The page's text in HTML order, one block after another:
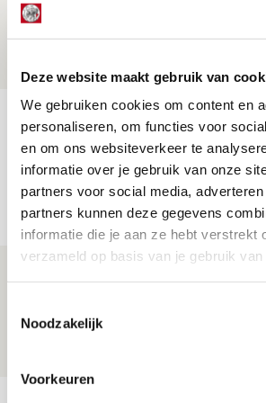
Deze website maakt gebruik van
We gebruiken cookies om content en
personaliseren, om functies voor
en om ons websiteverkeer te
informatie over je gebruik van onze
partners voor social media,
partners kunnen deze gegevens
informatie die je aan ze hebt verstrekt
verzameld op basis van je gebruik
Noodzakelijk
Voorkeuren
mijn hoofd spoken’
07 AUGUSTUS 2026 - 20:02
Míchel geeft blessure-
spreekt over Godts, Baas
aanwinsten
07 AUGUSTUS 2026 - 14:13
NIEUWS
Volop enthousiasme in
07 AUGUSTUS 2026 - 09:00